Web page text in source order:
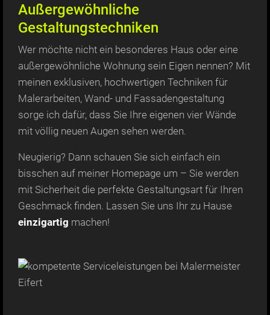
Außergewöhnliche
Gestaltungstechniken
Wer möchte nicht ein besonderes Haus oder eine
außergewöhnliche Wohnung sein Eigen nennen? Mit
meinen exklusiven, hochwertigen Techniken für
Malerarbeiten, Wand- und Fassadengestaltung
sorge ich dafür, dass Sie Ihre eigenen vier Wände
mit völlig neuen Augen sehen werden.
Neugierig? Dann schauen Sie sich einfach ein
bisschen auf meiner Homepage um – Sie werden
mit Sicherheit die perfekte Gestaltungsart für Ihren
Geschmack finden. Lassen Sie uns Ihr zu Hause
einzigartig machen!